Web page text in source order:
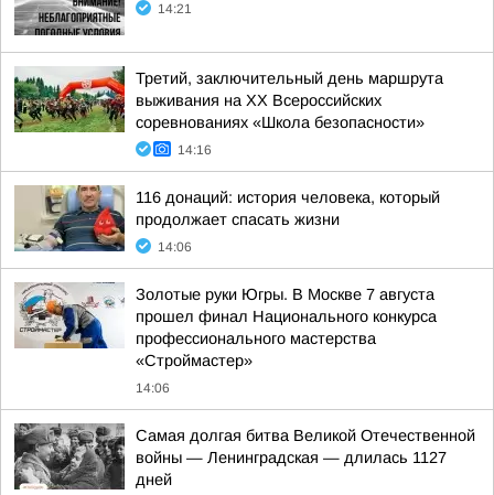
14:21
Третий, заключительный день маршрута
выживания на XX Всероссийских
соревнованиях «Школа безопасности»
14:16
116 донаций: история человека, который
продолжает спасать жизни
14:06
Золотые руки Югры. В Москве 7 августа
прошел финал Национального конкурса
профессионального мастерства
«Строймастер»
14:06
Самая долгая битва Великой Отечественной
войны — Ленинградская — длилась 1127
дней